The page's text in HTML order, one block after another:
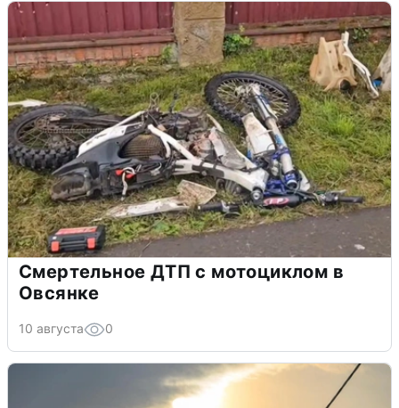
Смертельное ДТП с мотоциклом в
Овсянке
10 августа 0